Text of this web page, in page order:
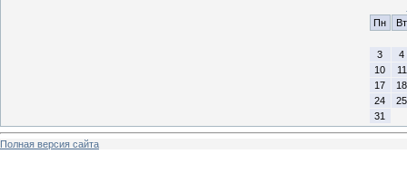
Пн
Вт
3
4
10
11
17
18
24
25
31
Полная версия сайта